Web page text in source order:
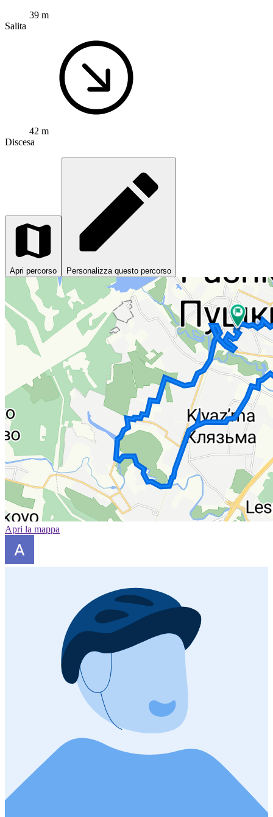
39 m
Salita
42 m
Discesa
Apri percorso Personalizza questo percorso
Apri la mappa